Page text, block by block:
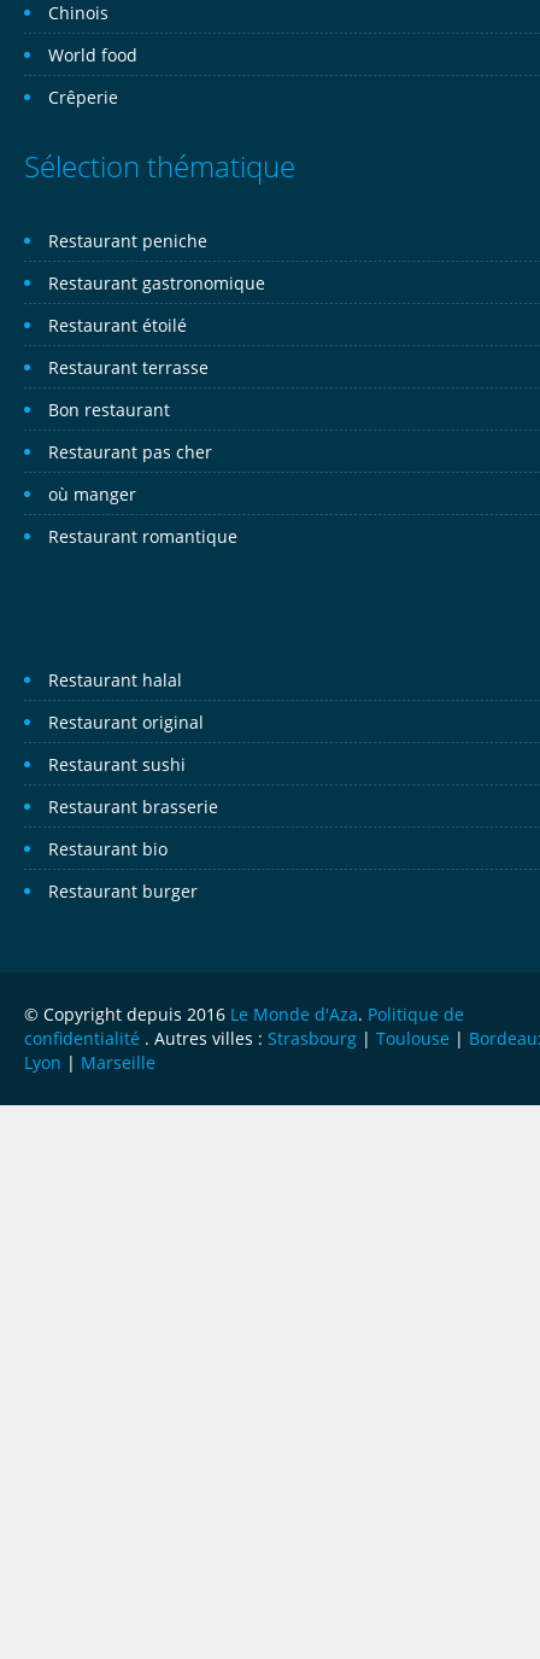
Chinois
World food
Crêperie
Sélection thématique
Restaurant peniche
Restaurant gastronomique
Restaurant étoilé
Restaurant terrasse
Bon restaurant
Restaurant pas cher
où manger
Restaurant romantique
Restaurant halal
Restaurant original
Restaurant sushi
Restaurant brasserie
Restaurant bio
Restaurant burger
© Copyright depuis 2016 Le Monde d'Aza. Politique de
confidentialité . Autres villes : Strasbourg | Toulouse |
Lyon | Marseille